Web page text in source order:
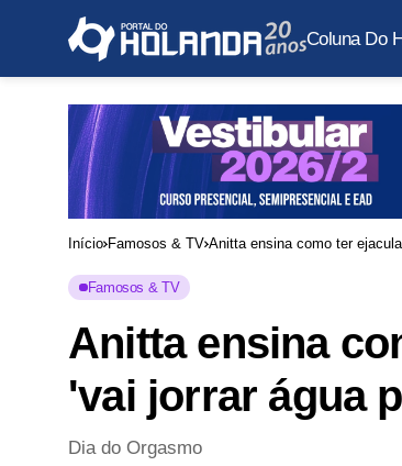
Coluna Do
Início Famosos & TV Anitta ensina como ter
Famosos & TV
Anitta ensina
'vai jorrar água
Dia do Orgasmo